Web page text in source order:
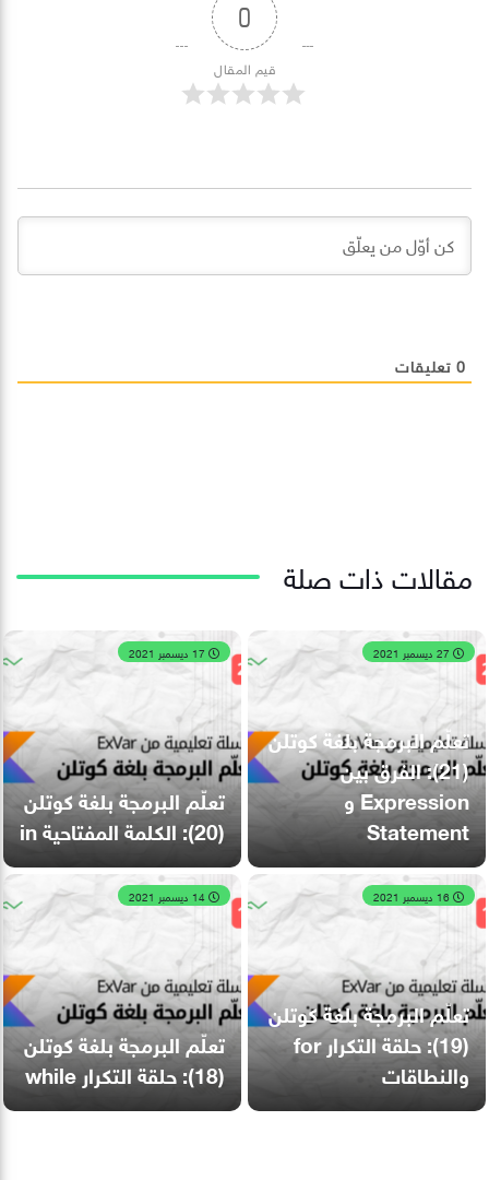
0
قيم المقال
0 تعليقات
مقالات ذات صلة
تعلّم البرمجة بلغة كوتلن
(21): الفرق بين
Expression و
Statement
تعلّم البرمجة بلغة كوتلن
(20): الكلمة المفتاحية in
تعلّم البرمجة بلغة كوتلن
(19): حلقة التكرار for
والنطاقات
تعلّم البرمجة بلغة كوتلن
(18): حلقة التكرار while